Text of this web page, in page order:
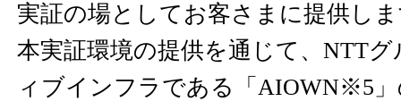
実証の場としてお客さまに提供し
本実証環境の提供を通じて、NTT
ィブインフラである「AIOWN※5